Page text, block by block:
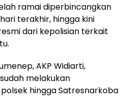
ramai diperbincangkan
terakhir, hingga kini
dari kepolisian terkait
AKP Widiarti,
melakukan
hingga Satresnarkoba